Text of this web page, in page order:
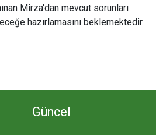
Mirza'dan mevcut sorunları
hazırlamasını beklemektedir.
Güncel